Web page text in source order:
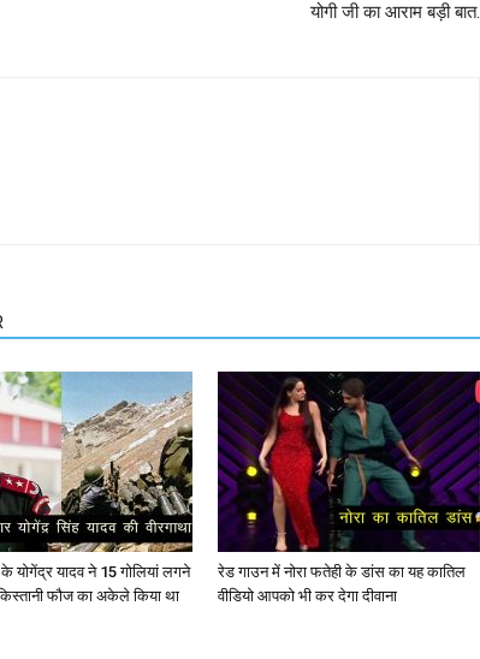
योगी जी का आराम बड़ी बात.
योगेंद्र यादव ने 15 गोलियां लगने
फौज का अकेले किया था
रेड गाउन में नोरा फतेही के डांस का यह कातिल
वीडियो आपको भी कर देगा दीवाना